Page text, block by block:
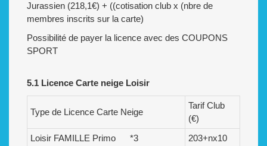
Jurassien (218,1€) + ((cotisation club x (nbre de
membres inscrits sur la carte)
Possibilité de payer la licence avec des COUPONS
SPORT
5.1 Licence Carte neige Loisir
Type de Licence Carte Neige
Tarif Club
(€)
Loisir FAMILLE Primo *3
203+nx10